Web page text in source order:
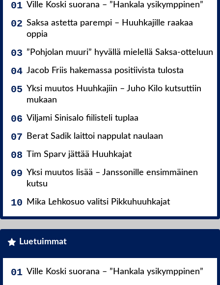
Ville Koski suorana – ”Hankala ysikymppinen”
Saksa astetta parempi – Huuhkajille raakaa
oppia
”Pohjolan muuri” hyvällä mielellä Saksa-otteluun
Jacob Friis hakemassa positiivista tulosta
Yksi muutos Huuhkajiin – Juho Kilo kutsuttiin
mukaan
Viljami Sinisalo fiilisteli tuplaa
Berat Sadik laittoi nappulat naulaan
Tim Sparv jättää Huuhkajat
Yksi muutos lisää – Janssonille ensimmäinen
kutsu
Mika Lehkosuo valitsi Pikkuhuuhkajat
Luetuimmat
Ville Koski suorana – ”Hankala ysikymppinen”